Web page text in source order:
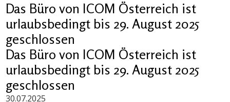
Das Büro von ICOM Österreich ist
urlaubsbedingt bis 29. August 2025
geschlossen
Das Büro von ICOM Österreich ist
urlaubsbedingt bis 29. August 2025
geschlossen
30.07.2025